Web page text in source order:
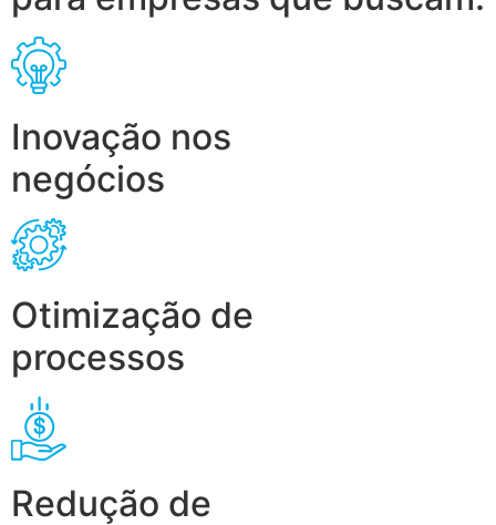
Inovação nos
negócios
Otimização de
processos
Redução de